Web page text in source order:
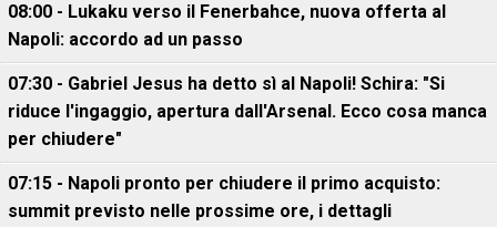
08:00 - Lukaku verso il Fenerbahce, nuova offerta al
Napoli: accordo ad un passo
07:30 - Gabriel Jesus ha detto sì al Napoli! Schira: "Si
riduce l'ingaggio, apertura dall'Arsenal. Ecco cosa manca
per chiudere"
07:15 - Napoli pronto per chiudere il primo acquisto:
summit previsto nelle prossime ore, i dettagli